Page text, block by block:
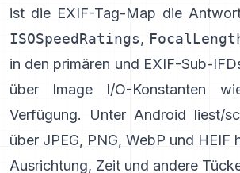
ist die EXIF-Tag-Map die
ISOSpeedRatings,
in den primären und EXIF-Sub-
über Image I/O-Konstanten
Verfügung. Unter Android liest/
über JPEG, PNG, WebP und HEIF
Ausrichtung, Zeit und andere